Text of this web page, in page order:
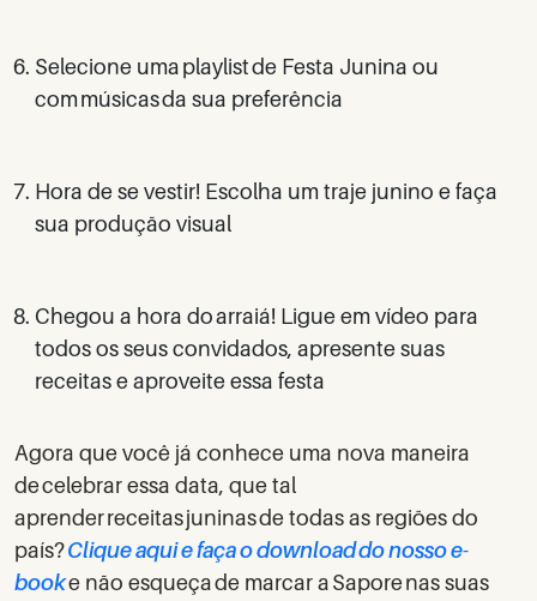
Selecione uma playlist de Festa Junina ou
com músicas da sua preferência
Hora de se vestir! Escolha um traje junino e faça
sua produção visual
Chegou a hora do arraiá! Ligue em vídeo para
todos os seus convidados, apresente suas
receitas e aproveite essa festa
Agora que você já conhece uma nova maneira
de celebrar essa data, que tal
aprender receitas juninas de todas as regiões do
país?Clique aqui e faça o download do nosso e-
booke não esqueça de marcar a Sapore nas suas